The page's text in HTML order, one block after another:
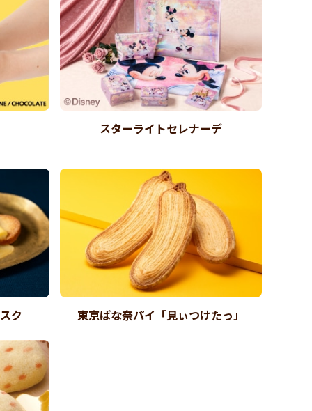
スターライトセレナーデ
ク 東京ばな奈パイ「見ぃつけたっ」